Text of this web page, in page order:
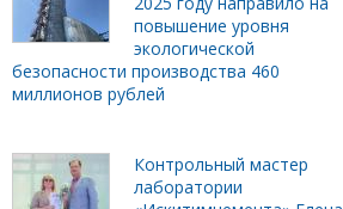
повышение уровня
экологической
безопасности производства 460
миллионов рублей
Контрольный мастер
лаборатории